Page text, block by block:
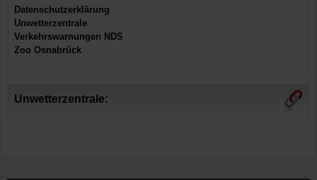
Datenschutzerklärung
Unwetterzentrale
Verkehrswarnungen NDS
Zoo Osnabrück
Unwetterzentrale: